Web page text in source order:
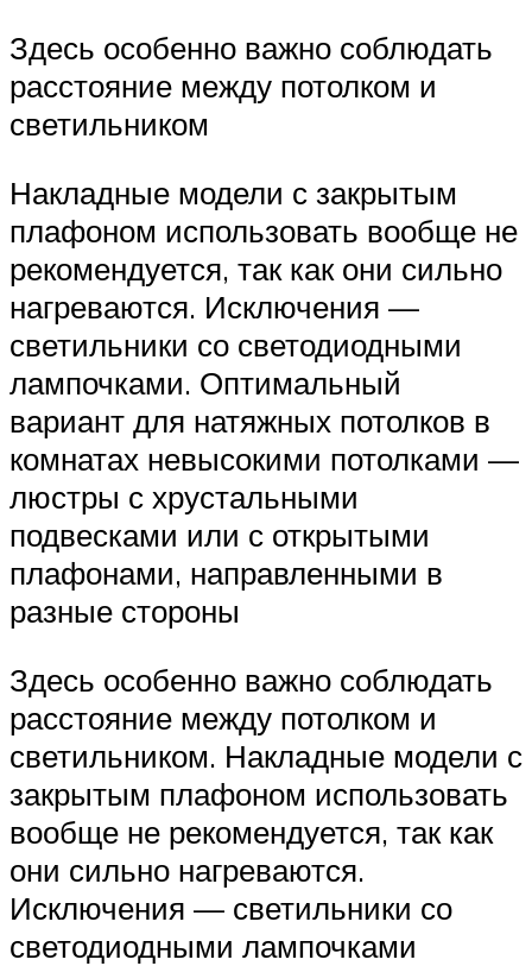
Здесь особенно важно соблюдать
расстояние между потолком и
светильником
Накладные модели с закрытым
плафоном использовать вообще не
рекомендуется, так как они сильно
нагреваются. Исключения —
светильники со светодиодными
лампочками. Оптимальный
вариант для натяжных потолков в
комнатах невысокими потолками —
люстры с хрустальными
подвесками или с открытыми
плафонами, направленными в
разные стороны
Здесь особенно важно соблюдать
расстояние между потолком и
светильником. Накладные модели с
закрытым плафоном использовать
вообще не рекомендуется, так как
они сильно нагреваются.
Исключения — светильники со
светодиодными лампочками